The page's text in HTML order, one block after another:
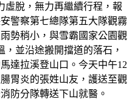
虛脫，無力再繼續行程，報
警察第七總隊第五大隊觀霧
勢稍小，與雪霸國家公園觀
並沿途搬開擋道的落石，
達拉溪登山口。今天中午12
胃炎的張姓山友，護送至觀
防分隊轉送下山就醫。